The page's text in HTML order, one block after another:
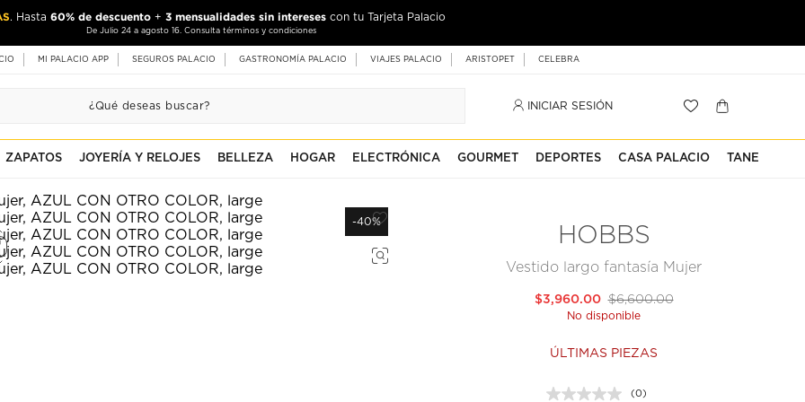
. Hasta 60% de descuento + 3 mensualidades sin intereses con tu Tarjeta Palacio
De Julio 24 a agosto 16. Consulta términos y condiciones
MI PALACIO APP SEGUROS PALACIO GASTRONOMÍA PALACIO VIAJES PALACIO ARISTOPET CELEBRA
INICIAR SESIÓN
ZAPATOS JOYERÍA Y RELOJES BELLEZA HOGAR ELECTRÓNICA GOURMET DEPORTES CASA PALACIO TANE
-40%
HOBBS
Vestido largo fantasía Mujer
$6,600.00
$3,960.00
No disponible
ÚLTIMAS PIEZAS
(0)